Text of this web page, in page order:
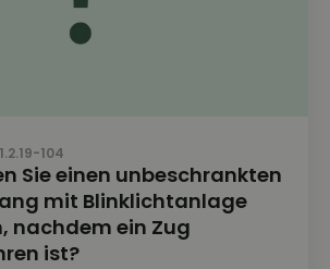
104
Sie einen unbeschrankten
mit Blinklichtanlage
nachdem ein Zug
ist?